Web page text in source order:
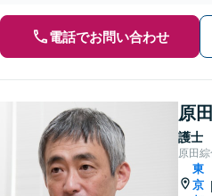
電話でお問い合わせ
原
護士
原田
東
京